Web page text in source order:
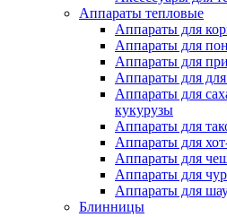
Аппараты тепловые
Аппараты для
Аппараты для
Аппараты для
Аппараты для
Аппараты для
кукурузы
Аппараты для
Аппараты для
Аппараты для
Аппараты для
Аппараты для
Блинницы